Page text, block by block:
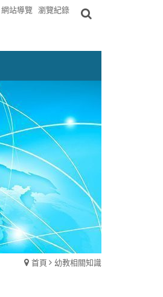
網站導覽 瀏覽紀錄
首頁 幼教相關知識